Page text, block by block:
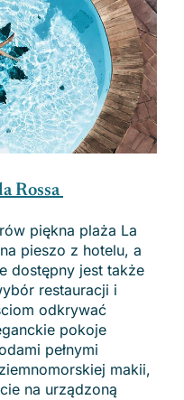
Rossa
piękna plaża La
pieszo z hotelu, a
dostępny jest także
restauracji i
odkrywać
pokoje
pełnymi
makii,
na urządzoną